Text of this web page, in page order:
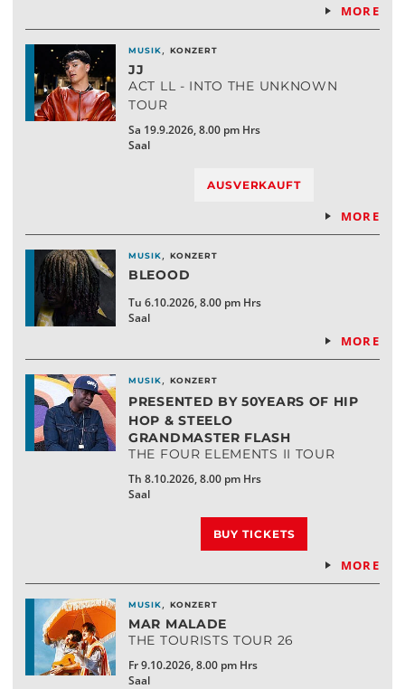
MORE
MUSIK, KONZERT
JJ
ACT LL - INTO THE UNKNOWN
TOUR
Sa 19.9.2026, 8.00 pm Hrs
Saal
MORE
AUSVERKAUFT
MUSIK, KONZERT
BLEOOD
Tu 6.10.2026, 8.00 pm Hrs
Saal
MORE
MUSIK, KONZERT
PRESENTED BY 50YEARS OF HIP
HOP & STEELO
GRANDMASTER FLASH
THE FOUR ELEMENTS II TOUR
Th 8.10.2026, 8.00 pm Hrs
Saal
MORE
BUY TICKETS
MUSIK, KONZERT
MAR MALADE
THE TOURISTS TOUR 26
Fr 9.10.2026, 8.00 pm Hrs
Saal